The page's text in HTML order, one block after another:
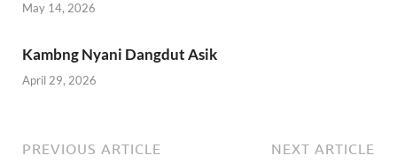
May 14, 2026
Kambng Nyani Dangdut Asik
April 29, 2026
PREVIOUS ARTICLE NEXT ARTICLE